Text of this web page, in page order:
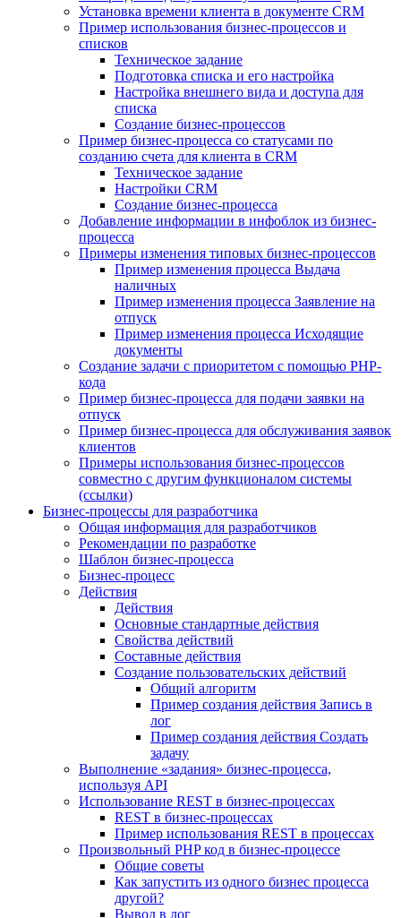
Установка времени клиента в документе CRM
Пример использования бизнес-процессов и
списков
Техническое задание
Подготовка списка и его настройка
Настройка внешнего вида и доступа для
списка
Создание бизнес-процессов
Пример бизнес-процесса со статусами по
созданию счета для клиента в CRM
Техническое задание
Настройки CRM
Создание бизнес-процесса
Добавление информации в инфоблок из бизнес-
процесса
Примеры изменения типовых бизнес-процессов
Пример изменения процесса Выдача
наличных
Пример изменения процесса Заявление на
отпуск
Пример изменения процесса Исходящие
документы
Создание задачи с приоритетом с помощью PHP-
кода
Пример бизнес-процесса для подачи заявки на
отпуск
Пример бизнес-процесса для обслуживания заявок
клиентов
Примеры использования бизнес-процессов
совместно с другим функционалом системы
(ссылки)
Бизнес-процессы для разработчика
Общая информация для разработчиков
Рекомендации по разработке
Шаблон бизнес-процесса
Бизнес-процесс
Действия
Действия
Основные стандартные действия
Свойства действий
Составные действия
Создание пользовательских действий
Общий алгоритм
Пример создания действия Запись в
лог
Пример создания действия Создать
задачу
Выполнение «задания» бизнес-процесса,
используя API
Использование REST в бизнес-процессах
REST в бизнес-процессах
Пример использования REST в процессах
Произвольный PHP код в бизнес-процессе
Общие советы
Как запустить из одного бизнес процесса
другой?
Вывод в лог